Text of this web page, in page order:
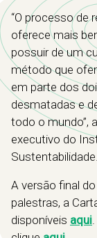
“O processo de
oferece mais
possuir de um
método que
em parte dos
desmatadas e
todo o mundo”,
executivo do
Sustentabilidade.
A versão final
palestras, a
disponíveis aqui